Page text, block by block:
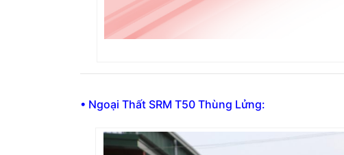
• Ngoại Thất SRM T50 Thùng Lửng: